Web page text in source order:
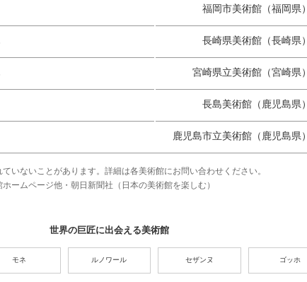
福岡市美術館（福岡県）
長崎県美術館（長崎県）
宮崎県立美術館（宮崎県）
長島美術館（鹿児島県）
鹿児島市立美術館（鹿児島県）
いないことがあります。詳細は各美術館にお問い合わせください。
ームページ他・朝日新聞社（日本の美術館を楽しむ）
世界の巨匠に出会える美術館
モネ ルノワール セザンヌ ゴッホ